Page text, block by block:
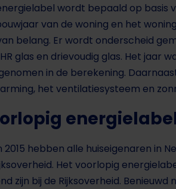
wordt bepaald op basis
van de woning en het
belang. Er wordt onderscheid
glas en drievoudig glas. Het jaar
in de berekening.
het ventilatiesysteem en
2015 hebben alle huiseigenaren in
Het voorlopig
zijn bij de Rijksoverheid.